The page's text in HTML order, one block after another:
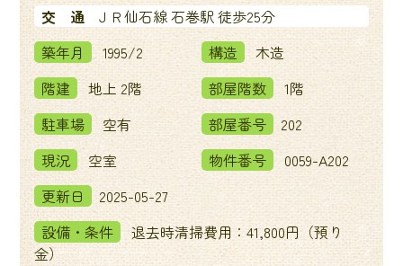
交 通
ＪＲ仙石線 石巻駅 徒歩25分
築年月
1995/2 構造
木造
階建
地上 2階 部屋階数
1階
駐車場
空有 部屋番号
202
現況
空室 物件番号
0059-A202
更新日
2025-05-27
設備・条件
退去時清掃費用：41,800円（預り
金）